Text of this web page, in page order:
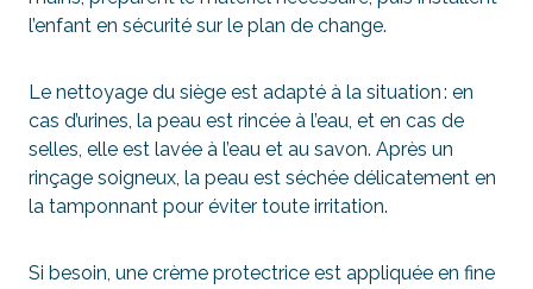
l’enfant en sécurité sur le plan de change.
Le nettoyage du siège est adapté à la situation : en
cas d’urines, la peau est rincée à l’eau, et en cas de
selles, elle est lavée à l’eau et au savon. Après un
rinçage soigneux, la peau est séchée délicatement en
la tamponnant pour éviter toute irritation.
Si besoin, une crème protectrice est appliquée en fine